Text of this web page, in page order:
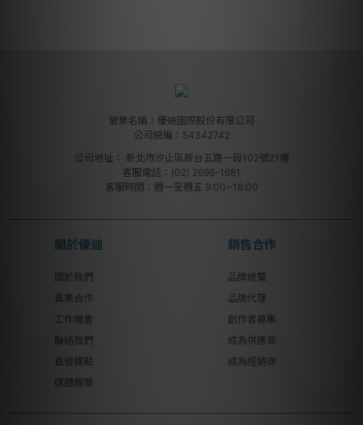
營業名稱：優迪國際股份有限公司
公司統編：54342742
公司地址： 新北市汐止區新台五路一段102號21樓
客服電話：(02) 2696-1681
客服時間：週一至週五 9:00~18:00
關於優迪
關於我們
異業合作
工作機會
聯絡我們
直營據點
媒體報導
銷售合作
品牌總覽
品牌代理
創作者募集
成為供應商
成為經銷商